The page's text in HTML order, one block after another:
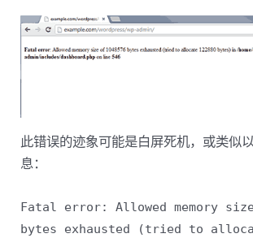
此错误的迹象可能是白屏死机，或类似
息：
Fatal error: Allowed memory
bytes exhausted (tried to